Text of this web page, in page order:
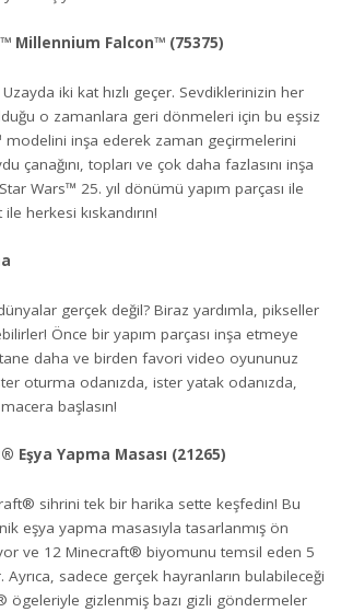
Millennium Falcon™ (75375)
iki kat hızlı geçer. Sevdiklerinizin her
o zamanlara geri dönmeleri için bu eşsiz
modelini inşa ederek zaman geçirmelerini
çanağını, topları ve çok daha fazlasını inşa
Wars™ 25. yıl dönümü yapım parçası ile
herkesi kıskandırın!
gerçek değil? Biraz yardımla, pikseller
Önce bir yapım parçası inşa etmeye
daha ve birden favori video oyununuz
oturma odanızda, ister yatak odanızda,
başlasın!
Eşya Yapma Masası (21265)
sihrini tek bir harika sette keşfedin! Bu
eşya yapma masasıyla tasarlanmış ön
ve 12 Minecraft® biyomunu temsil eden 5
sadece gerçek hayranların bulabileceği
ögeleriyle gizlenmiş bazı gizli göndermeler